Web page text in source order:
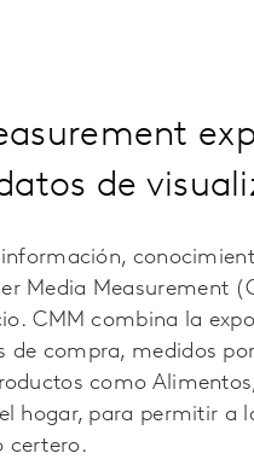
de
Media Measurement
CMM combina la
compra, medidos
como
hogar, para permitir a
certero.